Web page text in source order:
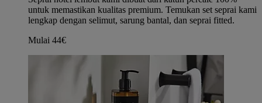
untuk memastikan kualitas premium. Temukan set seprai kami
lengkap dengan selimut, sarung bantal, dan seprai fitted.
Mulai 44€